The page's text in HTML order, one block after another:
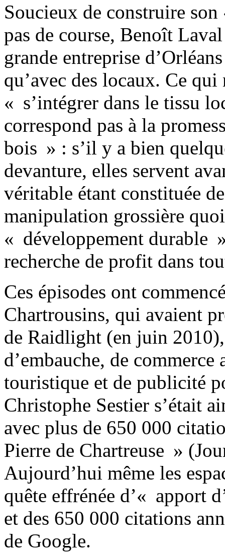
Soucieux de construire
pas de course, Benoît
grande entreprise
qu’avec des locaux. Ce
« s’intégrer dans le tissu
correspond pas à la
bois » : s’il y a bien
devanture, elles servent
véritable étant constituée
manipulation grossière
« développement durable
recherche de profit dans
Ces épisodes ont
Chartrousins, qui avaient
de Raidlight (en juin
d’embauche, de commerce
touristique et de publicité
Christophe Sestier s’était
avec plus de 650 000
Pierre de Chartreuse »
Aujourd’hui même les
quête effrénée d’« apport
et des 650 000 citations
de Google.